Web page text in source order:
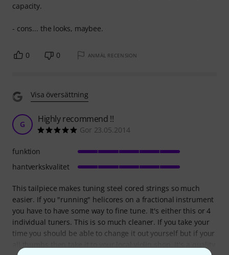
capacity.
- cons... the looks, maybee.
0 0 ANMÄL RECENSION
Visa översättning
G Highly recommend !!
Gor 23.05.2014
This tailpiece makes tuning steel cored strings so much
easier. If you "running" helicores on a fractional instrument
you have to have some way to fine tune. It's either this or 4
individual tuners. This is so much cleaner. If you take your
time you should be able to change it out yourself but if your
funktion
hantverkskvalitet